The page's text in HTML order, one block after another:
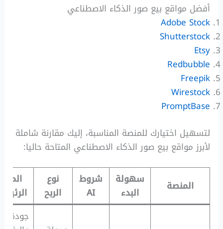
أفضل مواقع بيع صور الذكاء الاصطناعي
Adobe Stock
Shutterstock
Etsy
Redbubble
Freepik
Wirestock
PromptBase
لتسهيل اختيارك للمنصة المناسبة، إليك مقارنة شاملة
لأبرز مواقع بيع صور الذكاء الاصطناعي المتاحة حاليا:
المنصة
سهولة
البدء
شروط
AI
نوع
الربح
جودة